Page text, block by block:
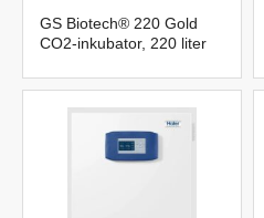
GS Biotech® 220 Gold
CO2-inkubator, 220 liter